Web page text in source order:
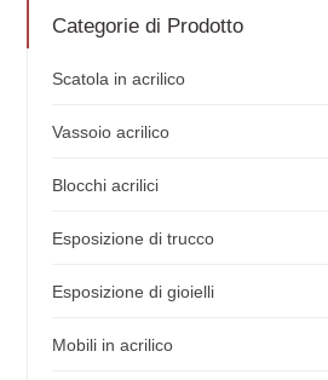
Categorie di Prodotto
Scatola in acrilico
Vassoio acrilico
Blocchi acrilici
Esposizione di trucco
Esposizione di gioielli
Mobili in acrilico